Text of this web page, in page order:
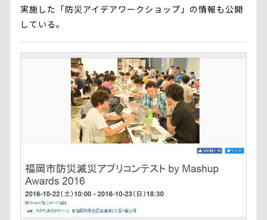
実施した「防災アイデアワークショップ」の情報も公開
している。